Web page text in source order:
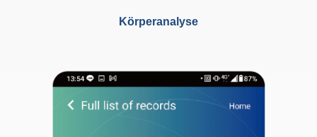
Körperanalyse